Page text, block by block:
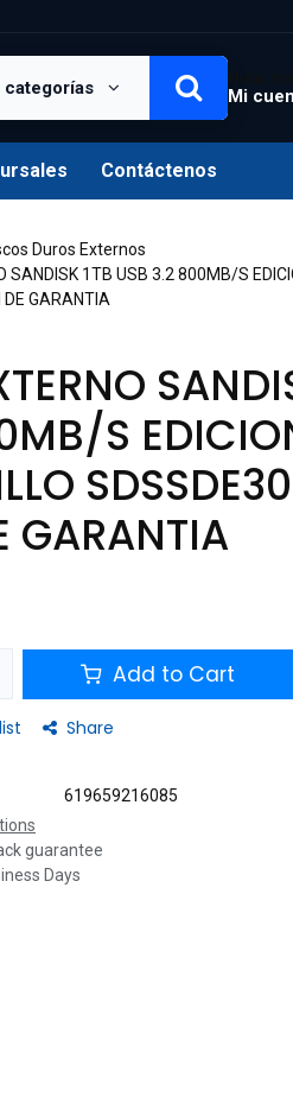
categorías Mi
Contáctenos
Duros Externos
SANDISK 1TB USB 3.2 800MB/S
GARANTIA
S
GARANTIA
Add to Cart
Share
619659216085
guarantee
Days